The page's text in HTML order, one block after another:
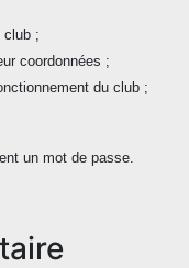
club ;
coordonnées ;
du club ;
un mot de passe.